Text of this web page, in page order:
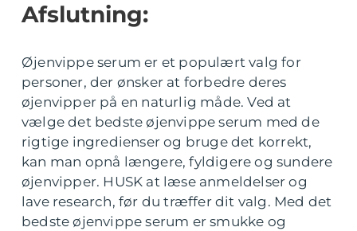
Afslutning:
Øjenvippe serum er et populært valg for
personer, der ønsker at forbedre deres
øjenvipper på en naturlig måde. Ved at
vælge det bedste øjenvippe serum med de
rigtige ingredienser og bruge det korrekt,
kan man opnå længere, fyldigere og sundere
øjenvipper. HUSK at læse anmeldelser og
lave research, før du træffer dit valg. Med det
bedste øjenvippe serum er smukke og